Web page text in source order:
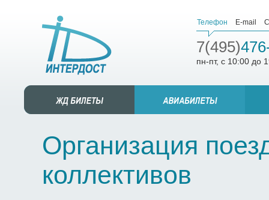
Телефон E-mail
7(495)
пн-пт, с 10:00 до
Организация
коллективов